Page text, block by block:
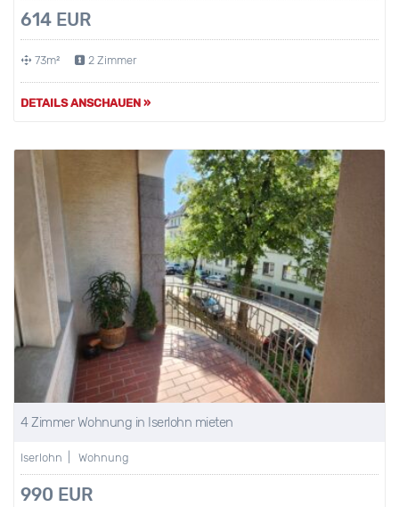
614 EUR
73m² 2 Zimmer
DETAILS ANSCHAUEN »
4 Zimmer Wohnung in Iserlohn mieten
Iserlohn | Wohnung
990 EUR